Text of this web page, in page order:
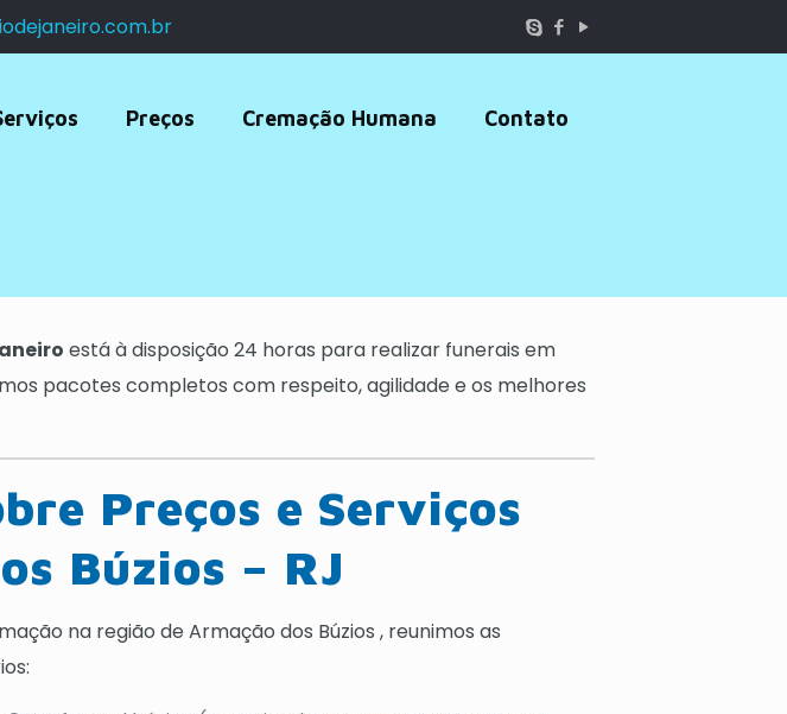
Preços Cremação Humana Contato
está à disposição 24 horas para realizar funerais em
pacotes completos com respeito, agilidade e os melhores
Preços e Serviços
Búzios – RJ
na região de Armação dos Búzios , reunimos as